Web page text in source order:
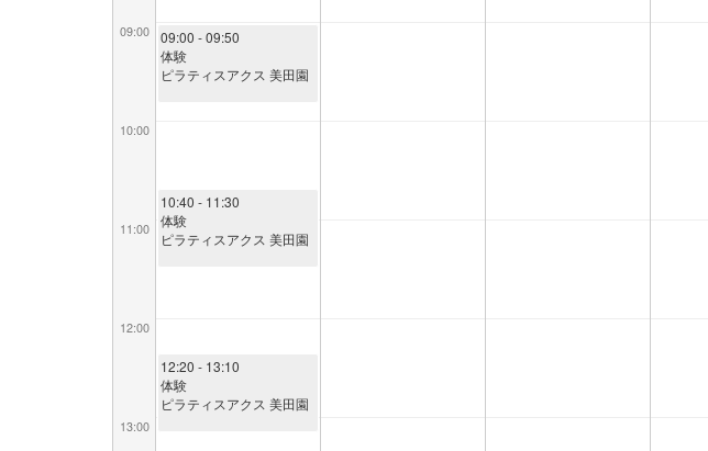
09:00
10:00
11:00
12:00
13:00
09:00 - 09:50
体験
ピラティスアクス 美田園
10:40 - 11:30
体験
ピラティスアクス 美田園
12:20 - 13:10
体験
ピラティスアクス 美田園